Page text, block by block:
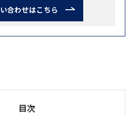
合わせはこちら
目次